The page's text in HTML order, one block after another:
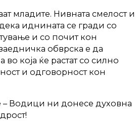
младите. Нивната смелост и
иднината се гради со
и со почит кон
обврска е да
која ќе растат со силно
и одговорност кон
– Водици ни донесе духовна